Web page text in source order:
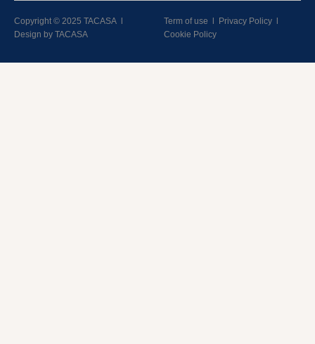
Copyright © 2025 TACASA l
Design by TACASA
Term of use l Privacy Policy l
Cookie Policy